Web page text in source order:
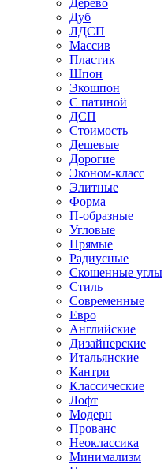
Дуб
ЛДСП
Массив
Пластик
Шпон
Экошпон
С патиной
ДСП
Стоимость
Дешевые
Дорогие
Эконом-класс
Элитные
Форма
П-образные
Угловые
Прямые
Радиусные
Скошенные углы
Стиль
Современные
Евро
Английские
Дизайнерские
Итальянские
Кантри
Классические
Лофт
Модерн
Прованс
Неоклассика
Минимализм